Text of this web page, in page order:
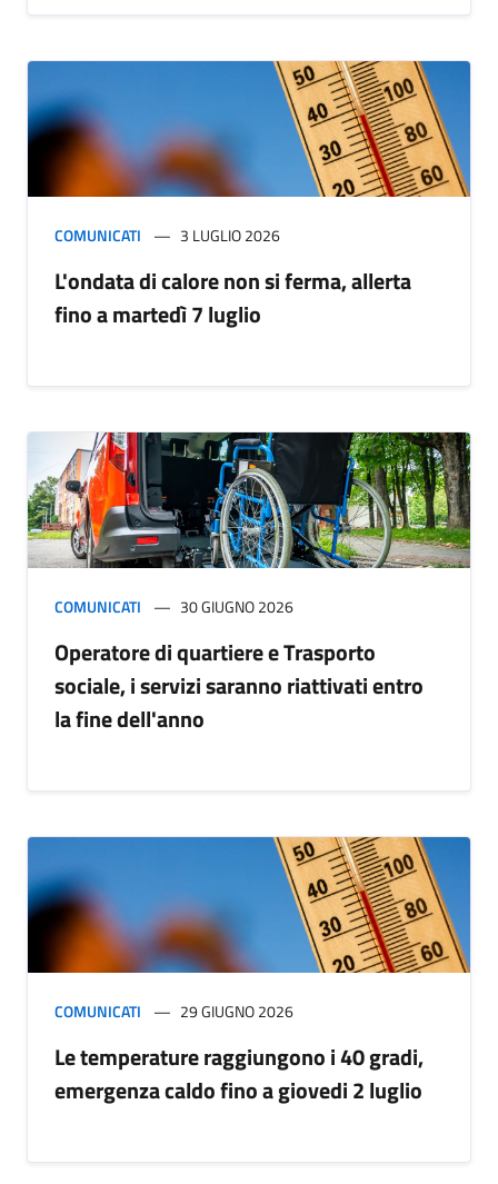
COMUNICATI 3 LUGLIO 2026
L'ondata di calore non si ferma, allerta
fino a martedì 7 luglio
COMUNICATI 30 GIUGNO 2026
Operatore di quartiere e Trasporto
sociale, i servizi saranno riattivati entro
la fine dell'anno
COMUNICATI 29 GIUGNO 2026
Le temperature raggiungono i 40 gradi,
emergenza caldo fino a giovedi 2 luglio